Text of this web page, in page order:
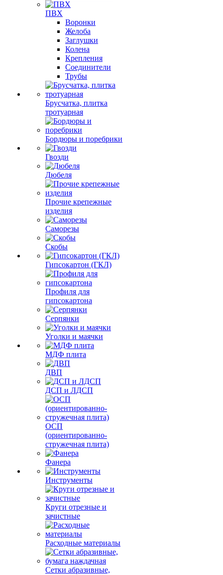
ПВХ
Воронки
Желоба
Заглушки
Колена
Крепления
Соединители
Трубы
Брусчатка, плитка
тротуарная
Бордюры и поребрики
Гвозди
Дюбеля
Прочие крепежные
изделия
Саморезы
Скобы
Гипсокартон (ГКЛ)
Профиля для
гипсокартона
Серпянки
Уголки и маячки
МДФ плита
ДВП
ДСП и ЛДСП
ОСП
(ориентированно-
стружечная плита)
Фанера
Инструменты
Круги отрезные и
зачистные
Расходные материалы
Сетки абразивные,